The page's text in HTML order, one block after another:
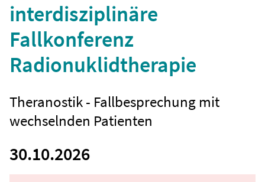
interdisziplinäre
Fallkonferenz
Radionuklidtherapie
Theranostik - Fallbesprechung mit
wechselnden Patienten
30.10.2026